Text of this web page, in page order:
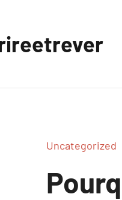
Uncategorized